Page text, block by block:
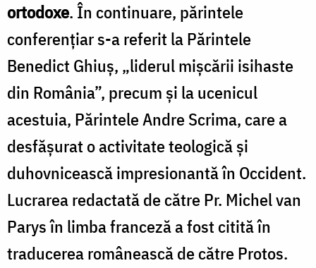
ortodoxe. În continuare, părintele
conferențiar s-a referit la Părintele
Benedict Ghiuș, „liderul mișcării isihaste
din România”, precum și la ucenicul
acestuia, Părintele Andre Scrima, care a
desfășurat o activitate teologică și
duhovnicească impresionantă în Occident.
Lucrarea redactată de către Pr. Michel van
Parys în limba franceză a fost citită în
traducerea românească de către Protos.